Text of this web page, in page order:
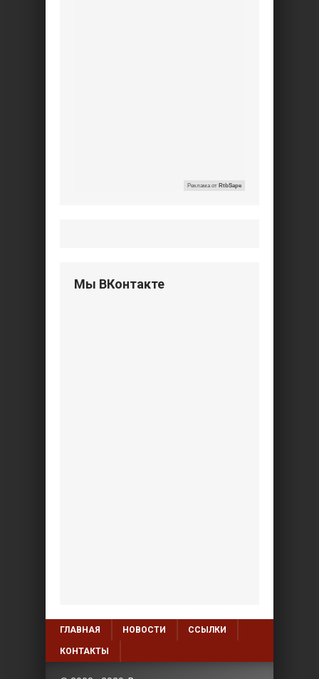
Реклама от RtbSape
Мы ВКонтакте
ГЛАВНАЯ НОВОСТИ ССЫЛКИ
КОНТАКТЫ